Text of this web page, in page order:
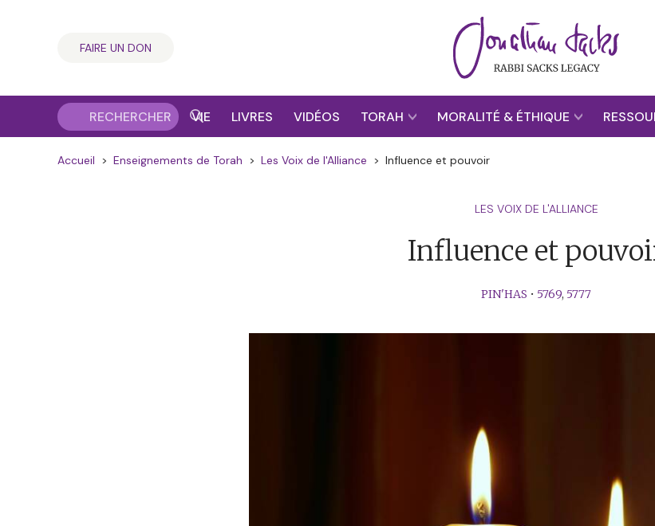
FAIRE UN DON
VIE LIVRES VIDÉOS TORAH MORALITÉ & ÉTHIQUE
Accueil > Enseignements de Torah > Les Voix de l'Alliance > Influence et pouvoir
LES VOIX DE L'ALLIANCE
Influence et
PIN'HAS • 5769, 5777